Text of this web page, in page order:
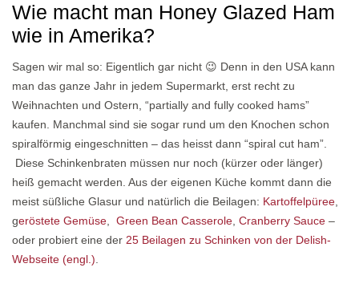
Wie macht man Honey Glazed Ham
wie in Amerika?
Sagen wir mal so: Eigentlich gar nicht 😉 Denn in den USA kann
man das ganze Jahr in jedem Supermarkt, erst recht zu
Weihnachten und Ostern, “partially and fully cooked hams”
kaufen. Manchmal sind sie sogar rund um den Knochen schon
spiralförmig eingeschnitten – das heisst dann “spiral cut ham”.
Diese Schinkenbraten müssen nur noch (kürzer oder länger)
heiß gemacht werden. Aus der eigenen Küche kommt dann die
meist süßliche Glasur und natürlich die Beilagen: Kartoffelpüree,
geröstete Gemüse, Green Bean Casserole, Cranberry Sauce –
oder probiert eine der 25 Beilagen zu Schinken von der Delish-
Webseite (engl.).